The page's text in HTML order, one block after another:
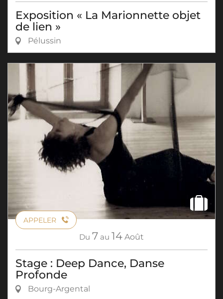
Exposition « La Marionnette objet
de lien »
Pélussin
APPELER
Du 7 au 14 Août
Stage : Deep Dance, Danse
Profonde
Bourg-Argental